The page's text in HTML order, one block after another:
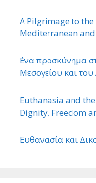
A Pilgrimage to the
Mediterranean
΄Ενα προσκύνημα
Μεσογείου και του
Euthanasia and
Dignity, Freedom
Ευθανασία και